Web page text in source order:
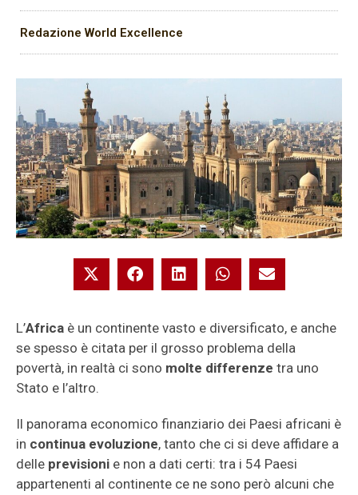
Redazione World Excellence
L’Africa è un continente vasto e diversificato, e anche
se spesso è citata per il grosso problema della
povertà, in realtà ci sono molte differenze tra uno
Stato e l’altro.
Il panorama economico finanziario dei Paesi africani è
in continua evoluzione, tanto che ci si deve affidare a
delle previsioni e non a dati certi: tra i 54 Paesi
appartenenti al continente ce ne sono però alcuni che